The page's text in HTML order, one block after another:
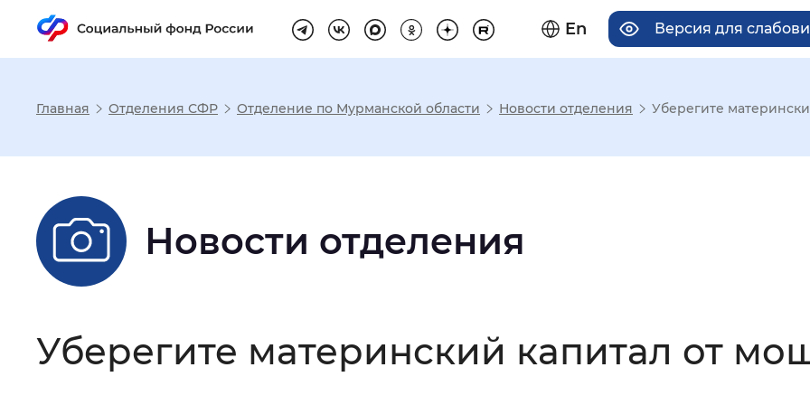
En Версия для
Настройка режима отображения
Размер шрифта
Шрифт
Интервал между буквами : Нормальный Увеличенный
Главная Отделения СФР Отделение по Мурманской области Новости отделения Уберегите
Новости отделения
Уберегите материнский капитал от